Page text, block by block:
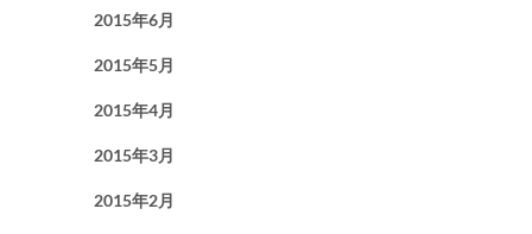
2015年6月
2015年5月
2015年4月
2015年3月
2015年2月